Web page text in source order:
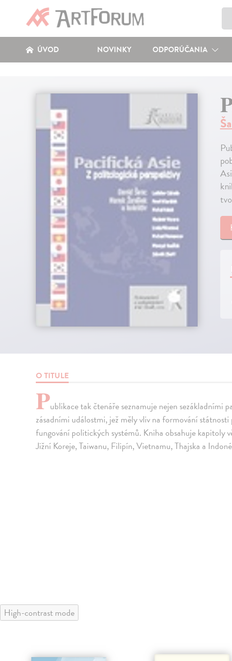
ÚVOD NOVINKY ODPORÚČANIA
O TITULE
Publikace tak čtenáře seznamuje nejen sezákladními
zásadními událostmi, jež měly vliv na formování
fungování politických systémů. Kniha obsahuje kapitoly
Jižní Koreje, Taiwanu, Filipín, Vietnamu, Thajska a
High-contrast mode